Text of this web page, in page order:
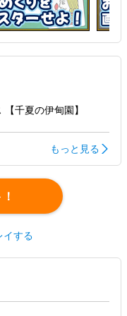
千夏の伊甸園】
もっと見る
イする